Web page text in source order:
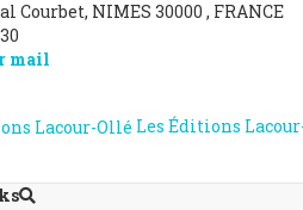
Courbet, NIMES 30000 , FRANCE
mail
Les Éditions